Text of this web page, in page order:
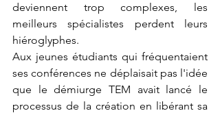
deviennent trop complexes, les
meilleurs spécialistes perdent leurs
hiéroglyphes.
Aux jeunes étudiants qui fréquentaient
ses conférences ne déplaisait pas l'idée
que le démiurge TEM avait lancé le
processus de la création en libérant sa